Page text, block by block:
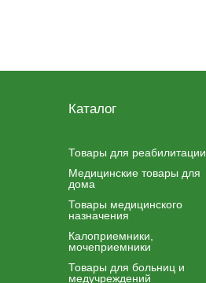
Каталог
Товары для реабилитации
Медицинские товары для
дома
Товары медицинского
назначения
Калоприемники,
мочеприемники
Товары для больниц и
медучреждений